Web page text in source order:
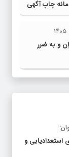
چاپ آگهی
و به ضرر
استعدادیابی و